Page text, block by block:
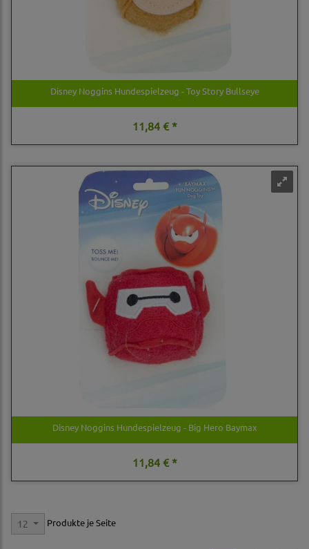
Disney Noggins Hundespielzeug - Toy Story Bullseye
11,84 € *
Disney Noggins Hundespielzeug - Big Hero Baymax
11,84 € *
12 Produkte je Seite